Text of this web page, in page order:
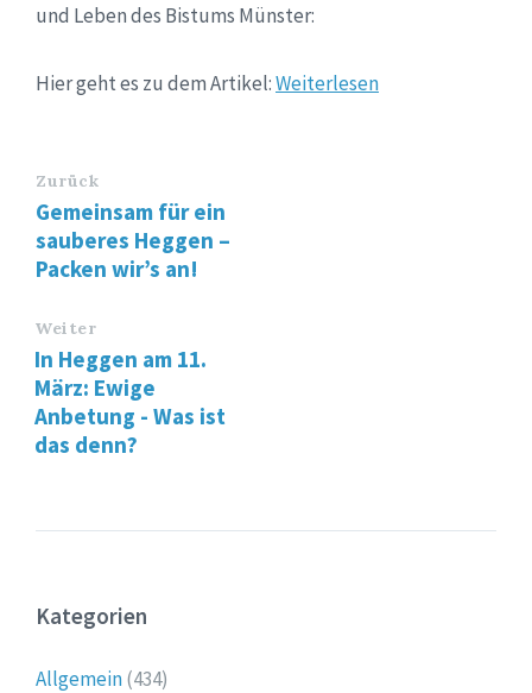
und Leben des Bistums Münster:
Hier geht es zu dem Artikel:Weiterlesen
Zurück
Gemeinsam für ein
sauberes Heggen –
Packen wir’s an!
Weiter
In Heggen am 11.
März: Ewige
Anbetung - Was ist
das denn?
Kategorien
Allgemein(434)